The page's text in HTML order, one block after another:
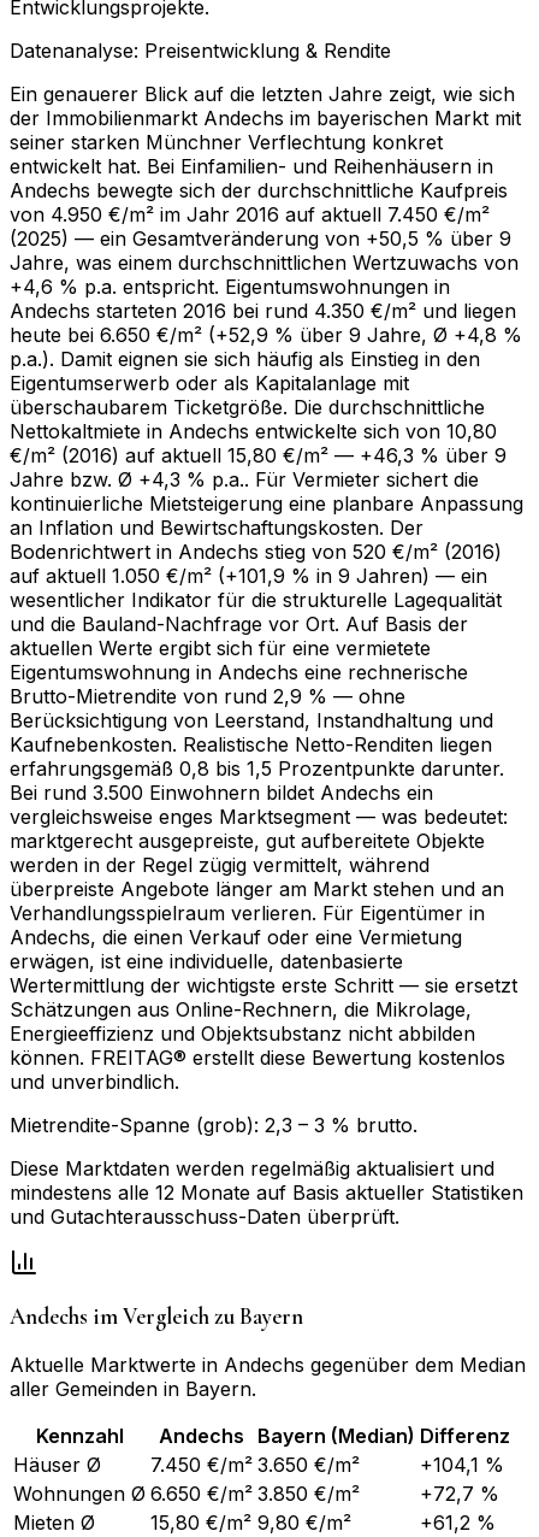
Entwicklungsprojekte.
Datenanalyse: Preisentwicklung & Rendite
Ein genauerer Blick auf die letzten Jahre zeigt, wie sich
der Immobilienmarkt Andechs im bayerischen Markt mit
seiner starken Münchner Verflechtung konkret
entwickelt hat. Bei Einfamilien- und Reihenhäusern in
Andechs bewegte sich der durchschnittliche Kaufpreis
von 4.950 €/m² im Jahr 2016 auf aktuell 7.450 €/m²
(2025) — ein Gesamtveränderung von +50,5 % über 9
Jahre, was einem durchschnittlichen Wertzuwachs von
+4,6 % p.a. entspricht. Eigentumswohnungen in
Andechs starteten 2016 bei rund 4.350 €/m² und liegen
heute bei 6.650 €/m² (+52,9 % über 9 Jahre, Ø +4,8 %
p.a.). Damit eignen sie sich häufig als Einstieg in den
Eigentumserwerb oder als Kapitalanlage mit
überschaubarem Ticketgröße. Die durchschnittliche
Nettokaltmiete in Andechs entwickelte sich von 10,80
€/m² (2016) auf aktuell 15,80 €/m² — +46,3 % über 9
Jahre bzw. Ø +4,3 % p.a.. Für Vermieter sichert die
kontinuierliche Mietsteigerung eine planbare Anpassung
an Inflation und Bewirtschaftungskosten. Der
Bodenrichtwert in Andechs stieg von 520 €/m² (2016)
auf aktuell 1.050 €/m² (+101,9 % in 9 Jahren) — ein
wesentlicher Indikator für die strukturelle Lagequalität
und die Bauland-Nachfrage vor Ort. Auf Basis der
aktuellen Werte ergibt sich für eine vermietete
Eigentumswohnung in Andechs eine rechnerische
Brutto-Mietrendite von rund 2,9 % — ohne
Berücksichtigung von Leerstand, Instandhaltung und
Kaufnebenkosten. Realistische Netto-Renditen liegen
erfahrungsgemäß 0,8 bis 1,5 Prozentpunkte darunter.
Bei rund 3.500 Einwohnern bildet Andechs ein
vergleichsweise enges Marktsegment — was bedeutet:
marktgerecht ausgepreiste, gut aufbereitete Objekte
werden in der Regel zügig vermittelt, während
überpreiste Angebote länger am Markt stehen und an
Verhandlungsspielraum verlieren. Für Eigentümer in
Andechs, die einen Verkauf oder eine Vermietung
erwägen, ist eine individuelle, datenbasierte
Wertermittlung der wichtigste erste Schritt — sie ersetzt
Schätzungen aus Online-Rechnern, die Mikrolage,
Energieeffizienz und Objektsubstanz nicht abbilden
können. FREITAG® erstellt diese Bewertung kostenlos
und unverbindlich.
Mietrendite-Spanne (grob): 2,3 – 3 % brutto.
Diese Marktdaten werden regelmäßig aktualisiert und
mindestens alle 12 Monate auf Basis aktueller Statistiken
und Gutachterausschuss-Daten überprüft.
Andechs im Vergleich zuBayern
Aktuelle Marktwerte in Andechs gegenüber dem Median
aller Gemeinden in Bayern.
Kennzahl
Andechs Bayern (Median) Differenz
Häuser Ø
7.450 €/m² 3.650 €/m²
+104,1 %
Wohnungen Ø 6.650 €/m² 3.850 €/m²
+72,7 %
Mieten Ø
15,80 €/m² 9,80 €/m² +61,2 %